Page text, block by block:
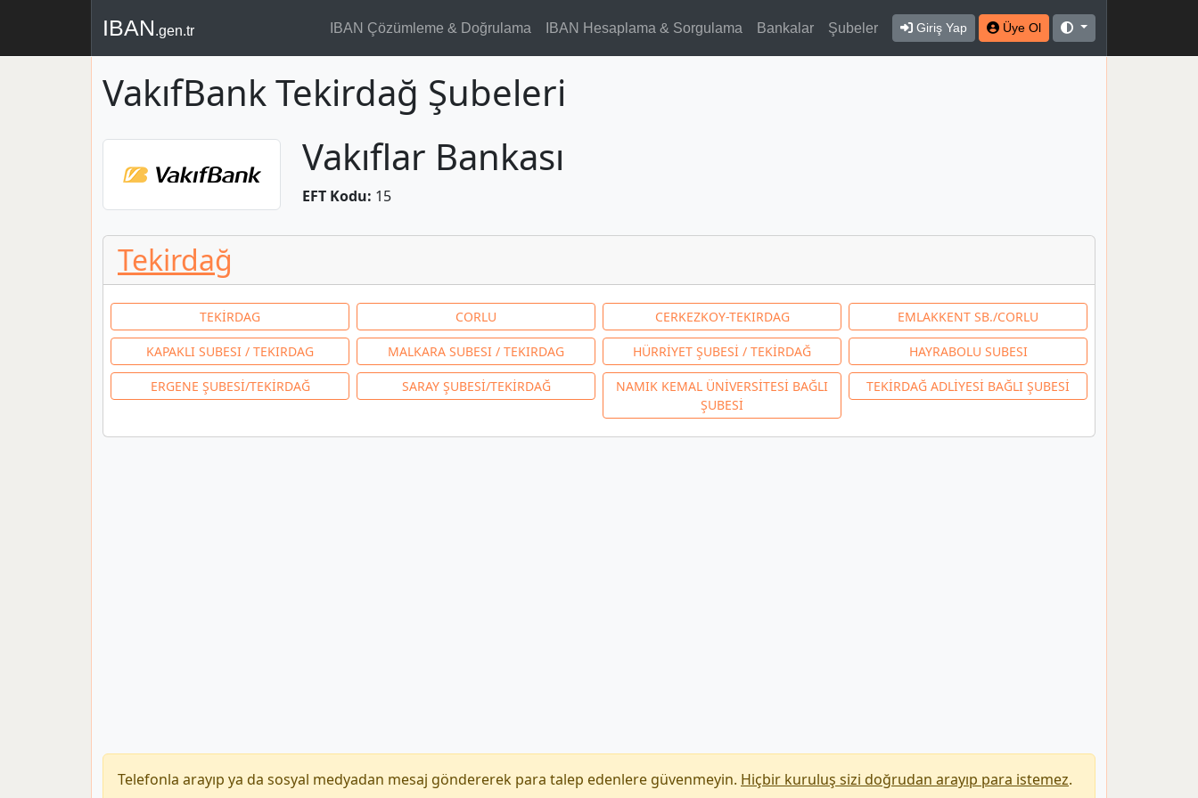
IBAN.gen.tr IBAN Çözümleme & Doğrulama IBAN Hesaplama & Sorgulama Bankalar Şubeler Giriş Yap Üye Ol
VakıfBank Tekirdağ Şubeleri
Vakıflar Bankası
EFT Kodu: 15
Tekirdağ
TEKİRDAG CORLU CERKEZKOY-TEKIRDAG EMLAKKENT SB./CORLU
KAPAKLI SUBESI / TEKIRDAG MALKARA SUBESI / TEKIRDAG HÜRRİYET ŞUBESİ / TEKİRDAĞ HAYRABOLU SUBESI
ERGENE ŞUBESİ/TEKİRDAĞ SARAY ŞUBESİ/TEKİRDAĞ
NAMIK KEMAL ÜNİVERSİTESİ BAĞLI
ŞUBESİ
TEKİRDAĞ ADLİYESİ BAĞLI ŞUBESİ
Telefonla arayıp ya da sosyal medyadan mesaj göndererek para talep edenlere güvenmeyin. Hiçbir kuruluş sizi doğrudan arayıp para istemez.